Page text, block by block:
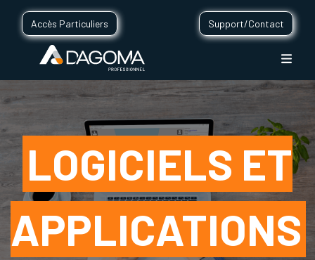
Accès Particuliers Support/Contact
LOGICIELS ET
APPLICATIONS